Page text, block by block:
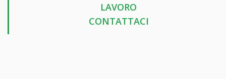
LAVORO
CONTATTACI